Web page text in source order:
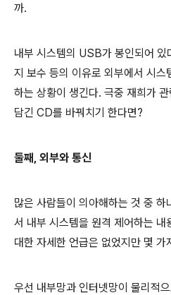
까.
내부 시스템의 USB가 봉인되어
지 보수 등의 이유로 외부에서 시
하는 상황이 생긴다. 극중 재희가
담긴 CD를 바꿔치기 한다면?
둘째, 외부와 통신
많은 사람들이 의아해하는 것 중 하
서 내부 시스템을 원격 제어하는 내
대한 자세한 언급은 없었지만 몇
우선 내부망과 인터넷망이 물리적